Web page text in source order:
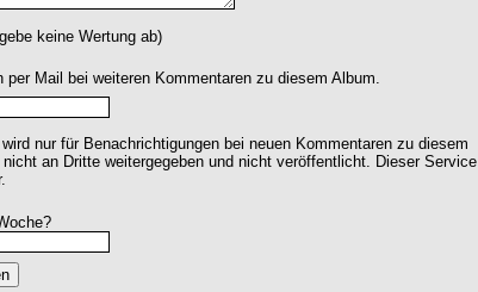
keine Wertung ab)
per Mail bei weiteren Kommentaren zu diesem Album.
nur für Benachrichtigungen bei neuen Kommentaren zu diesem
an Dritte weitergegeben und nicht veröffentlicht. Dieser Service